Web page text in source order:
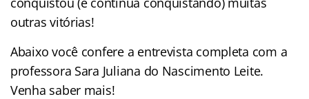
outras vitórias!
Abaixo você confere a entrevista completa com a
professora Sara Juliana do Nascimento Leite.
Venha saber mais!